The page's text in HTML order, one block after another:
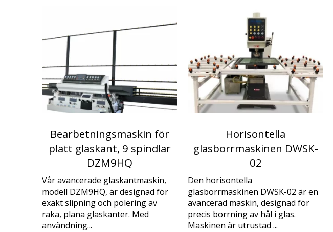
Bearbetningsmaskin för
platt glaskant, 9 spindlar
DZM9HQ
Vår avancerade glaskantmaskin,
modell DZM9HQ, är designad för
exakt slipning och polering av
raka, plana glaskanter. Med
användning...
Horisontella
glasborrmaskinen DWSK-
02
Den horisontella
glasborrmaskinen DWSK-02 är en
avancerad maskin, designad för
precis borrning av hål i glas.
Maskinen är utrustad ...